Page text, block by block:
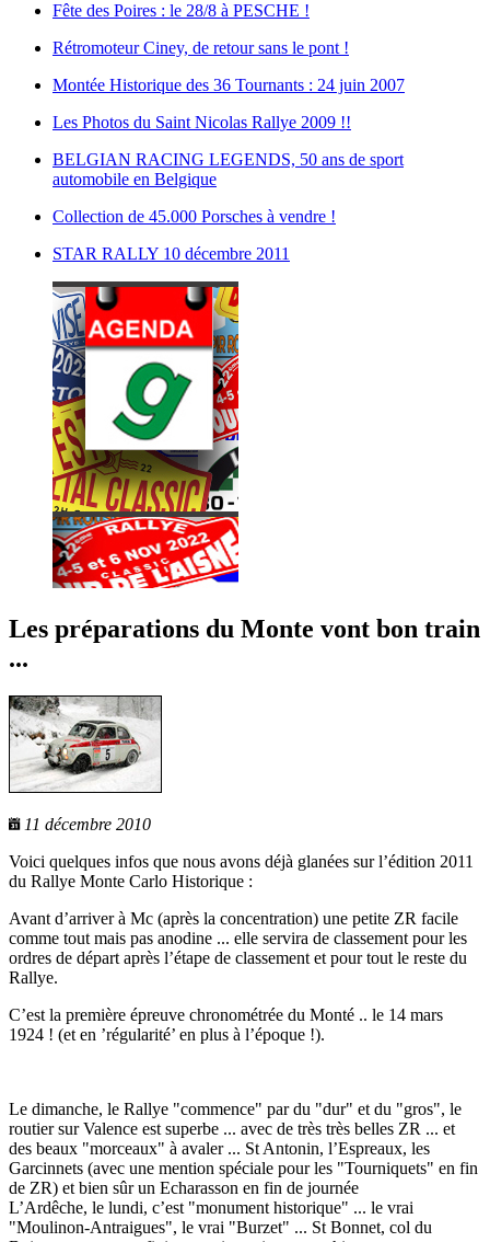
Fête des Poires : le 28/8 à PESCHE !
Rétromoteur Ciney, de retour sans le pont !
Montée Historique des 36 Tournants : 24 juin 2007
Les Photos du Saint Nicolas Rallye 2009 !!
BELGIAN RACING LEGENDS, 50 ans de sport
automobile en Belgique
Collection de 45.000 Porsches à vendre !
STAR RALLY 10 décembre 2011
Les préparations du Monte vont bon train
...
11 décembre 2010
Voici quelques infos que nous avons déjà glanées sur l’édition 2011
du Rallye Monte Carlo Historique :
Avant d’arriver à Mc (après la concentration) une petite ZR facile
comme tout mais pas anodine ... elle servira de classement pour les
ordres de départ après l’étape de classement et pour tout le reste du
Rallye.
C’est la première épreuve chronométrée du Monté .. le 14 mars
1924 ! (et en ’régularité’ en plus à l’époque !).
Le dimanche, le Rallye "commence" par du "dur" et du "gros", le
routier sur Valence est superbe ... avec de très très belles ZR ... et
des beaux "morceaux" à avaler ... St Antonin, l’Espreaux, les
Garcinnets (avec une mention spéciale pour les "Tourniquets" en fin
de ZR) et bien sûr un Echarasson en fin de journée
L’Ardêche, le lundi, c’est "monument historique" ... le vrai
"Moulinon-Antraigues", le vrai "Burzet" ... St Bonnet, col du